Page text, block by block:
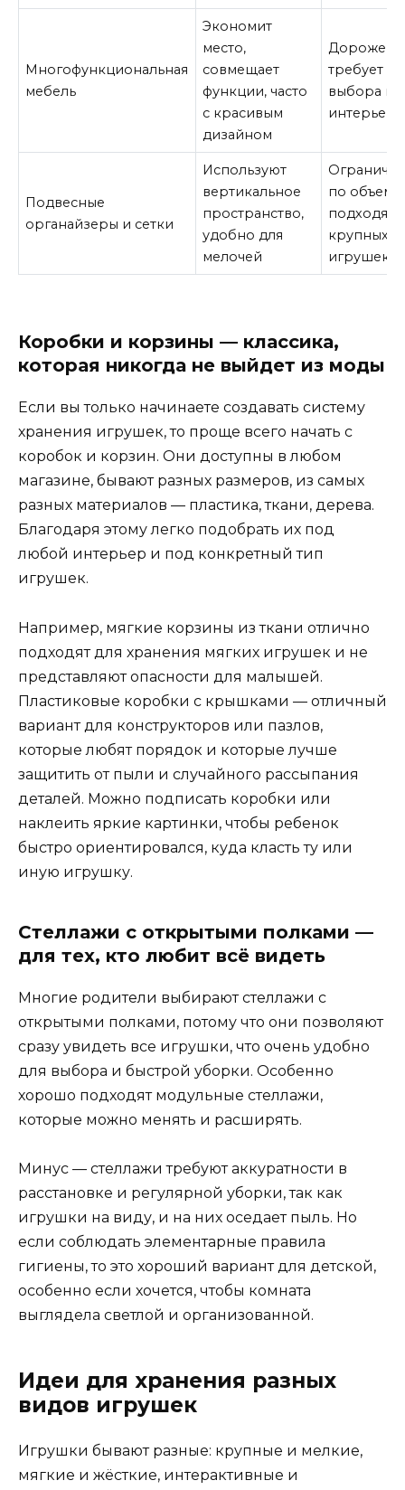
Многофункциональная
мебель
Экономит
место,
совмещает
функции, часто
с красивым
дизайном
Дороже,
требует
выбора
интерьер
Подвесные
органайзеры и сетки
Используют
вертикальное
пространство,
удобно для
мелочей
по
подходят
крупных
игрушек
Коробки и корзины — классика,
которая никогда не выйдет из моды
Если вы только начинаете создавать систему
хранения игрушек, то проще всего начать с
коробок и корзин. Они доступны в любом
магазине, бывают разных размеров, из самых
разных материалов — пластика, ткани, дерева.
Благодаря этому легко подобрать их под
любой интерьер и под конкретный тип
игрушек.
Например, мягкие корзины из ткани отлично
подходят для хранения мягких игрушек и не
представляют опасности для малышей.
Пластиковые коробки с крышками — отличный
вариант для конструкторов или пазлов,
которые любят порядок и которые лучше
защитить от пыли и случайного рассыпания
деталей. Можно подписать коробки или
наклеить яркие картинки, чтобы ребенок
быстро ориентировался, куда класть ту или
иную игрушку.
Стеллажи с открытыми полками —
для тех, кто любит всё видеть
Многие родители выбирают стеллажи с
открытыми полками, потому что они позволяют
сразу увидеть все игрушки, что очень удобно
для выбора и быстрой уборки. Особенно
хорошо подходят модульные стеллажи,
которые можно менять и расширять.
Минус — стеллажи требуют аккуратности в
расстановке и регулярной уборки, так как
игрушки на виду, и на них оседает пыль. Но
если соблюдать элементарные правила
гигиены, то это хороший вариант для детской,
особенно если хочется, чтобы комната
выглядела светлой и организованной.
Идеи для хранения разных
видов игрушек
Игрушки бывают разные: крупные и мелкие,
мягкие и жёсткие, интерактивные и